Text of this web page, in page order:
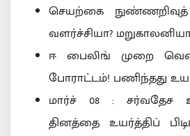
செயற்கை
வளர்ச்சியா?
ஈ பைலிங் முறை
போராட்டம்! பணிந்தது
மார்ச் 08 : சர்வதேச
தினத்தை உயர்த்திப்